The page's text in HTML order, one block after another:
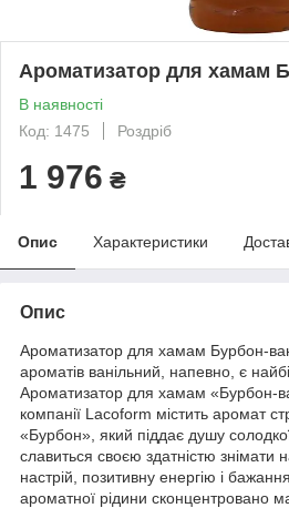
Ароматизатор для хамам
В наявності
Код: 1475
Роздріб
1 976 ₴
Опис Характеристики
Опис
Ароматизатор для хамам Бурбон-
ароматів ванільний, напевно, є
Ароматизатор для хамам «Бурбон-
компанії Lacoform містить аромат
«Бурбон», який піддає душу
славиться своєю здатністю знімати
настрій, позитивну енергію і
ароматної рідини сконцентровано